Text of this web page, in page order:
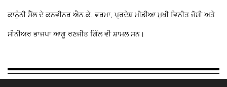
ਕਾਨੂੰਨੀ ਸੈੱਲ ਦੇ ਕਨਵੀਨਰ ਐਨ.ਕੇ. ਵਰਮਾ, ਪ੍ਰਦੇਸ਼ ਮੀਡੀਆ ਮੁਖੀ ਵਿਨੀਤ ਜੋਸ਼ੀ ਅਤੇ
ਸੀਨੀਅਰ ਭਾਜਪਾ ਆਗੂ ਰਣਜੀਤ ਗਿੱਲ ਵੀ ਸ਼ਾਮਲ ਸਨ।